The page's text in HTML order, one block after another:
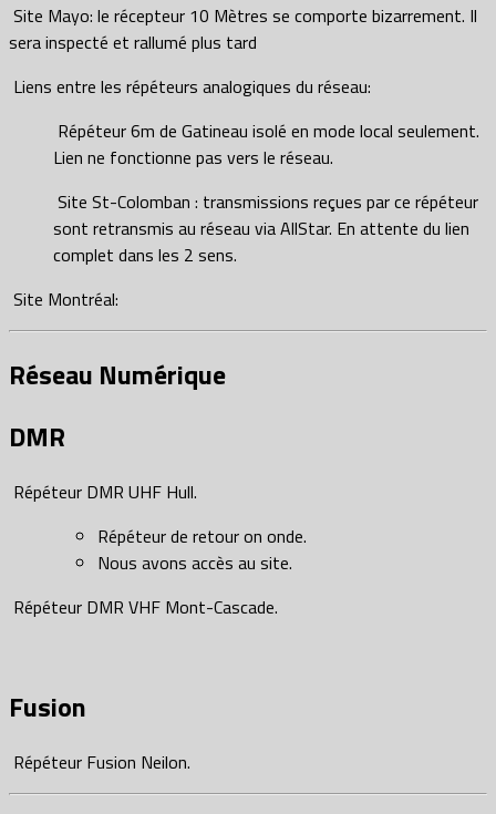
Site Mayo: le récepteur 10 Mètres se comporte bizarrement. Il
sera inspecté et rallumé plus tard
Liens entre les répéteurs analogiques du réseau:
Répéteur 6m de Gatineau isolé en mode local seulement.
Lien ne fonctionne pas vers le réseau.
Site St-Colomban : transmissions reçues par ce répéteur
sont retransmis au réseau via AllStar. En attente du lien
complet dans les 2 sens.
Site Montréal:
Réseau Numérique
DMR
Répéteur DMR UHF Hull.
Répéteur de retour on onde.
Nous avons accès au site.
Répéteur DMR VHF Mont-Cascade.
Fusion
Répéteur Fusion Neilon.